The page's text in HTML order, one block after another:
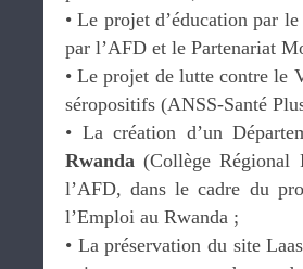
•⁠ ⁠Le projet d’éducation par
par l’AFD et le Partenariat
•⁠ ⁠Le projet de lutte contre le
séropositifs (ANSS-Santé
•⁠ ⁠La création d’un
Rwanda (Collège Régional
l’AFD, dans le cadre du
l’Emploi au Rwanda ;
•⁠ ⁠La préservation du site